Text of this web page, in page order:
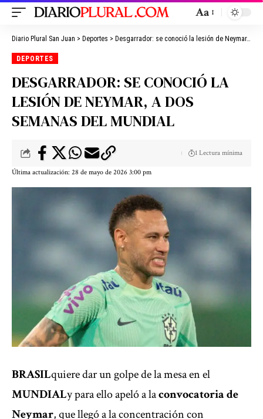
Aa
Diario Plural San Juan > Deportes > Desgarrador: se conoció la lesión de Neymar, a dos semanas del Mundial
DEPORTES
DESGARRADOR: SE CONOCIÓ LA
LESIÓN DE NEYMAR, A DOS
SEMANAS DEL MUNDIAL
Última actualización: 28 de mayo de 2026 3:00 pm
1 Lectura mínima
BRASILquiere dar un golpe de la mesa en el
MUNDIALy para ello apeló a laconvocatoria de
Neymar, que llegó a la concentración con